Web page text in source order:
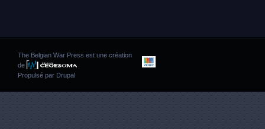
The Belgian War Press est une création
de
Propulsé par Drupal